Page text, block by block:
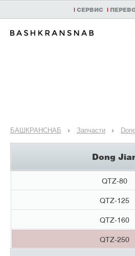
| СЕРВИС |
БАШКРАНСНАБ Запчасти
Dong
QTZ-80
QTZ-125
QTZ-160
QTZ-250